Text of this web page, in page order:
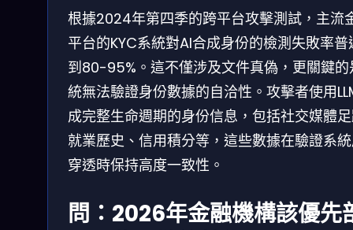
根據2024年第四季的跨平台攻擊測試，主流
平台的KYC系統對AI合成身份的檢測失敗率普
到80-95%。這不僅涉及文件真偽，更關鍵的
統無法驗證身份數據的自洽性。攻擊者使用
成完整生命週期的身份信息，包括社交媒體
就業歷史、信用積分等，這些數據在驗證系
穿透時保持高度一致性。
問：2026年金融機構該優先